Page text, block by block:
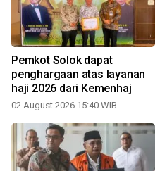
Pemkot Solok dapat
penghargaan atas layanan
haji 2026 dari Kemenhaj
02 August 2026 15:40 WIB